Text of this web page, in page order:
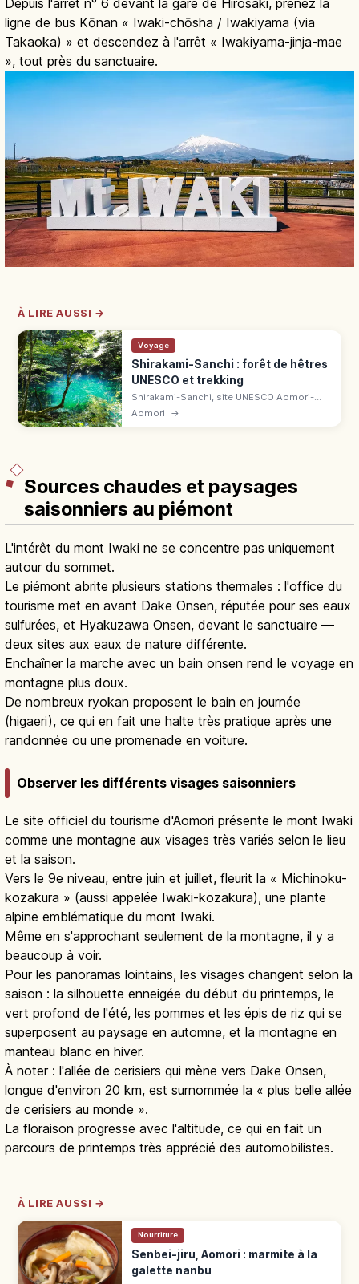
Depuis l'arrêt n° 6 devant la gare de Hirosaki, prenez la
ligne de bus Kōnan « Iwaki-chōsha / Iwakiyama (via
Takaoka) » et descendez à l'arrêt « Iwakiyama-jinja-mae
», tout près du sanctuaire.
À LIRE AUSSI →
Voyage
Shirakami-Sanchi : forêt de hêtres
UNESCO et trekking
Shirakami-Sanchi, site UNESCO Aomori-
Akita, abrite une forêt primaire de hêtres.
Aomori →
Sources chaudes et paysages
saisonniers au piémont
L'intérêt du mont Iwaki ne se concentre pas uniquement
autour du sommet.
Le piémont abrite plusieurs stations thermales : l'office du
tourisme met en avant Dake Onsen, réputée pour ses eaux
sulfurées, et Hyakuzawa Onsen, devant le sanctuaire —
deux sites aux eaux de nature différente.
Enchaîner la marche avec un bain onsen rend le voyage en
montagne plus doux.
De nombreux ryokan proposent le bain en journée
(higaeri), ce qui en fait une halte très pratique après une
randonnée ou une promenade en voiture.
Observer les différents visages saisonniers
Le site officiel du tourisme d'Aomori présente le mont Iwaki
comme une montagne aux visages très variés selon le lieu
et la saison.
Vers le 9e niveau, entre juin et juillet, fleurit la « Michinoku-
kozakura » (aussi appelée Iwaki-kozakura), une plante
alpine emblématique du mont Iwaki.
Même en s'approchant seulement de la montagne, il y a
beaucoup à voir.
Pour les panoramas lointains, les visages changent selon la
saison : la silhouette enneigée du début du printemps, le
vert profond de l'été, les pommes et les épis de riz qui se
superposent au paysage en automne, et la montagne en
manteau blanc en hiver.
À noter : l'allée de cerisiers qui mène vers Dake Onsen,
longue d'environ 20 km, est surnommée la « plus belle allée
de cerisiers au monde ».
La floraison progresse avec l'altitude, ce qui en fait un
parcours de printemps très apprécié des automobilistes.
À LIRE AUSSI →
Nourriture
Senbei-jiru, Aomori : marmite à la
galette nanbu